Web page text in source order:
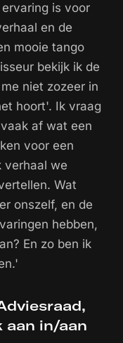
is voor
en de
mooie tango
bekijk ik de
niet zozeer in
hoort'. Ik vraag
af wat een
voor een
verhaal we
Wat
onszelf, en de
hebben,
En zo ben ik
aan in/aan